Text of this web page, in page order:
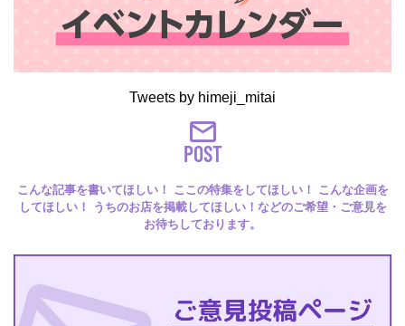
Tweets by himeji_mitai
POST
こんな記事を書いてほしい！ ここの特集をしてほしい！ こんな企画を
してほしい！ うちのお店を掲載してほしい！などのご希望・ご意見を
お待ちしております。